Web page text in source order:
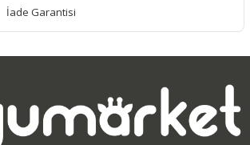
İade Garantisi